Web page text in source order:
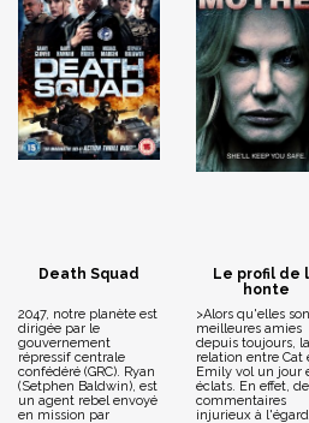
Death Squad
2047, notre planète est
dirigée par le
gouvernement
répressif centrale
confédéré (GRC). Ryan
(Setphen Baldwin), est
un agent rebel envoyé
en mission par
Le profil de
honte
>Alors qu'elles
meilleures amies
depuis toujours, la
relation entre Cat
Emily vol un jour
éclats. En effet,
commentaires
injurieux à l'égard